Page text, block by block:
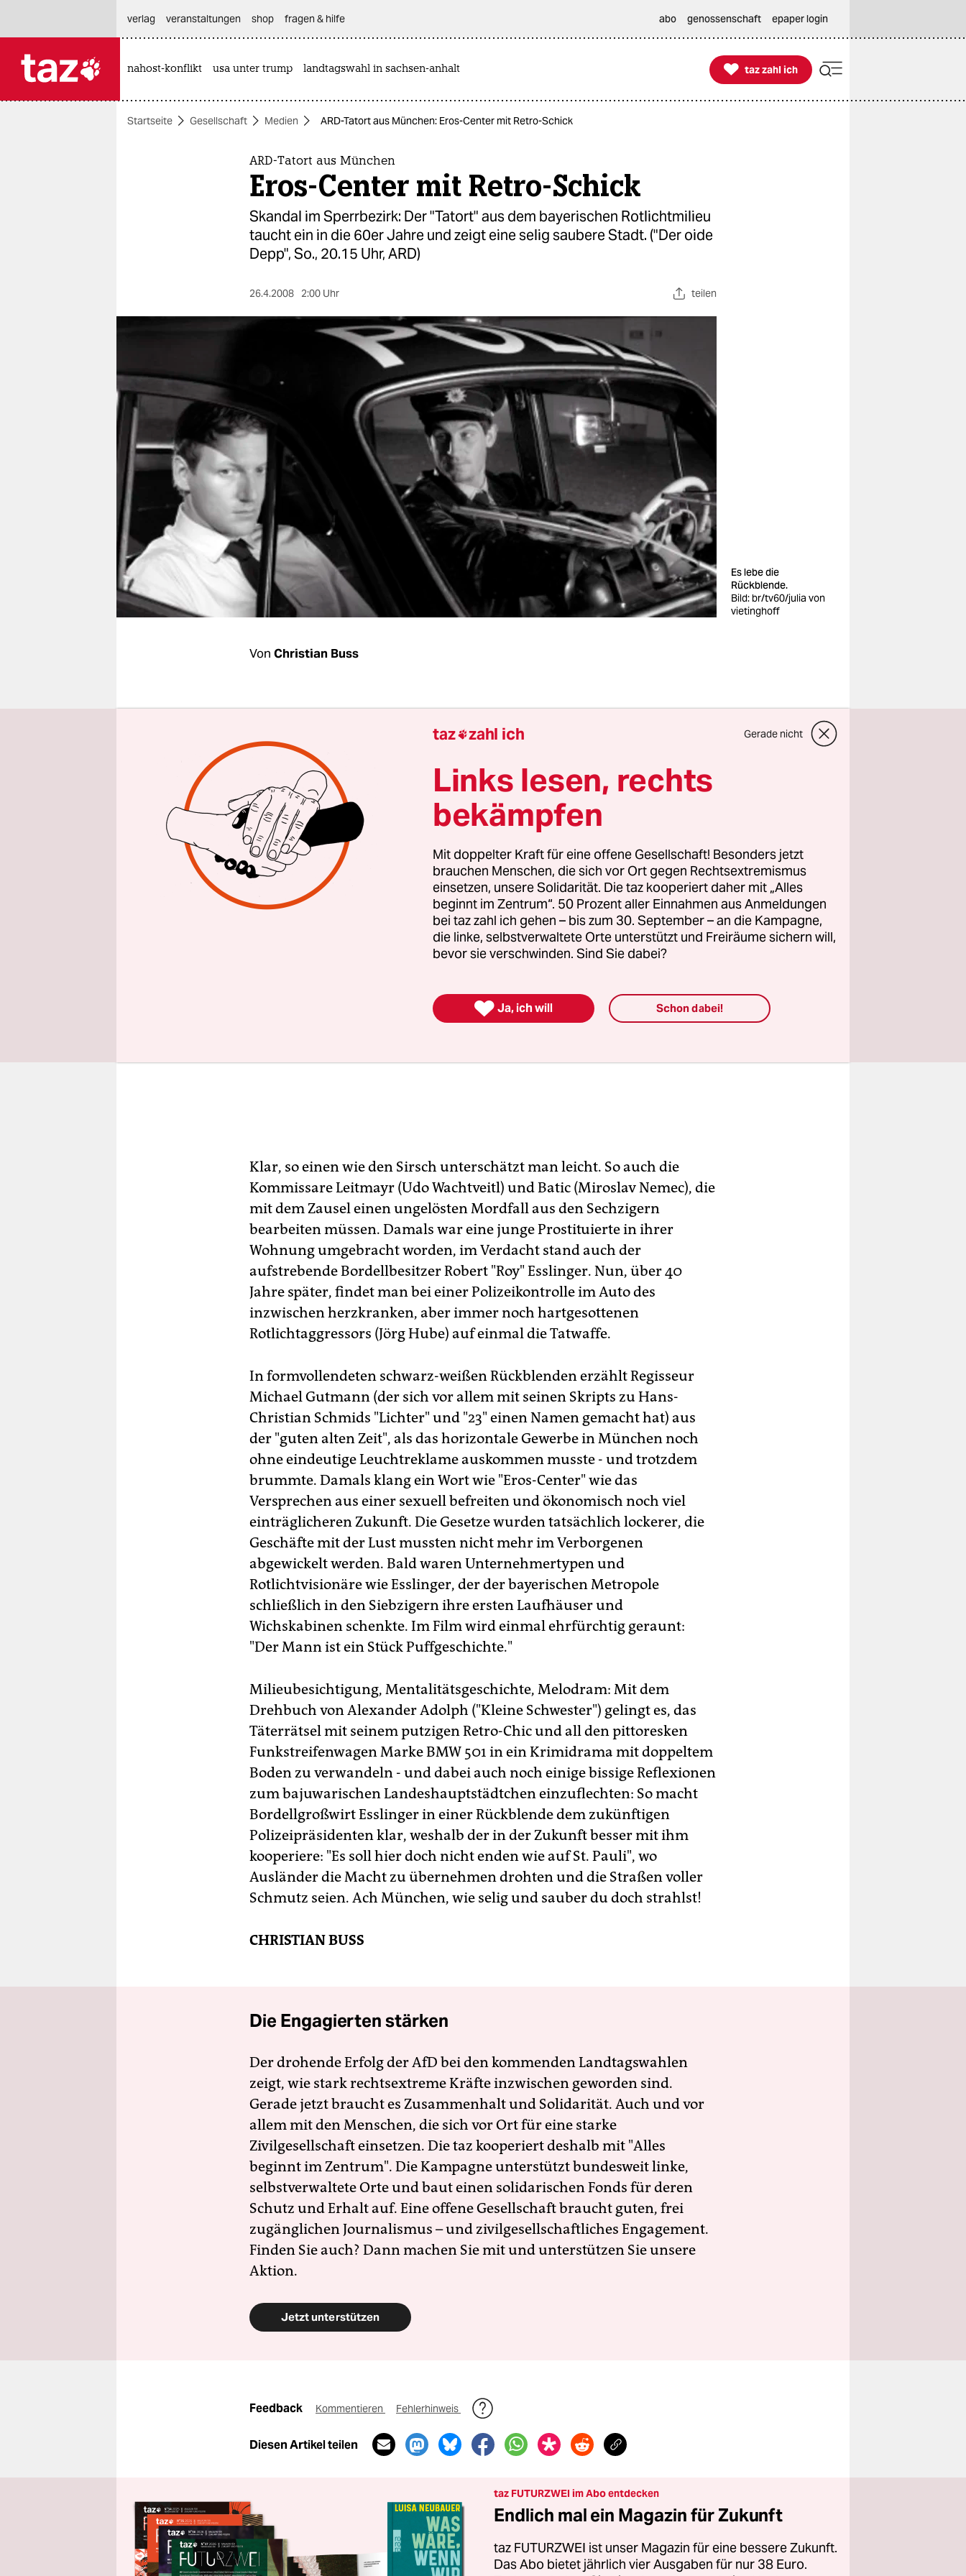
themen
wahrheit
verlag
verlag
veranstaltungen
shop
fragen & hilfe
unterstützen
abo
genossenschaft
verlag
veranstaltungen shop fragen & hilfe abo genossenschaft epaper login
nahost-konflikt usa unter trump landtagswahl in sachsen-anhalt 
taz zahl ich
taz zahl ich
Startseite Gesellschaft Medien ARD-Tatort aus München: Eros-Center mit Retro-Schick
ARD-Tatort aus München
Eros-Center mit Retro-Schick
Skandal im Sperrbezirk: Der "Tatort" aus dem bayerischen Rotlichtmilieu
taucht ein in die 60er Jahre und zeigt eine selig saubere Stadt. ("Der oide
Depp", So., 20.15 Uhr, ARD)
26.4.2008 2:00 Uhr teilen
Es lebe die
Rückblende.
Bild: br/tv60/julia von
vietinghoff
Von Christian Buss
Flaschen Bier mit, manchmal schläft er über der Recherche am
Bürotisch ein, E-Mails hat er in seiner Laufbahn angeblich noch nicht
geschrieben. Als die Kollegen im Laufe der Ermittlungen darüber
nachdenken, bei einem Verdächtigen heimlich einen genetischen
Fingerabdruck zu nehmen, murrt Sirsch: "Ja, glaubt ihr denn, dass der
euch ins Reagenzglas wichst?" Dass zur DNA-Analyse schon ein
einzelnes Haar reicht, ist neu für den Alten.
Klar, so einen wie den Sirsch unterschätzt man leicht. So auch die
Kommissare Leitmayr (Udo Wachtveitl) und Batic (Miroslav Nemec), die
mit dem Zausel einen ungelösten Mordfall aus den Sechzigern
bearbeiten müssen. Damals war eine junge Prostituierte in ihrer
Wohnung umgebracht worden, im Verdacht stand auch der
aufstrebende Bordellbesitzer Robert "Roy" Esslinger. Nun, über 40
Jahre später, findet man bei einer Polizeikontrolle im Auto des
inzwischen herzkranken, aber immer noch hartgesottenen
Rotlichtaggressors (Jörg Hube) auf einmal die Tatwaffe.
In formvollendeten schwarz-weißen Rückblenden erzählt Regisseur
Michael Gutmann (der sich vor allem mit seinen Skripts zu Hans-
Christian Schmids "Lichter" und "23" einen Namen gemacht hat) aus
der "guten alten Zeit", als das horizontale Gewerbe in München noch
ohne eindeutige Leuchtreklame auskommen musste - und trotzdem
brummte. Damals klang ein Wort wie "Eros-Center" wie das
Versprechen aus einer sexuell befreiten und ökonomisch noch viel
einträglicheren Zukunft. Die Gesetze wurden tatsächlich lockerer, die
Geschäfte mit der Lust mussten nicht mehr im Verborgenen
abgewickelt werden. Bald waren Unternehmertypen und
Rotlichtvisionäre wie Esslinger, der der bayerischen Metropole
schließlich in den Siebzigern ihre ersten Laufhäuser und
Wichskabinen schenkte. Im Film wird einmal ehrfürchtig geraunt:
"Der Mann ist ein Stück Puffgeschichte."
Milieubesichtigung, Mentalitätsgeschichte, Melodram: Mit dem
Drehbuch von Alexander Adolph ("Kleine Schwester") gelingt es, das
Täterrätsel mit seinem putzigen Retro-Chic und all den pittoresken
Funkstreifenwagen Marke BMW 501 in ein Krimidrama mit doppeltem
Boden zu verwandeln - und dabei auch noch einige bissige Reflexionen
zum bajuwarischen Landeshauptstädtchen einzuflechten: So macht
Bordellgroßwirt Esslinger in einer Rückblende dem zukünftigen
Polizeipräsidenten klar, weshalb der in der Zukunft besser mit ihm
kooperiere: "Es soll hier doch nicht enden wie auf St. Pauli", wo
Ausländer die Macht zu übernehmen drohten und die Straßen voller
Schmutz seien. Ach München, wie selig und sauber du doch strahlst!
CHRISTIAN BUSS
Die Engagierten stärken
Der drohende Erfolg der AfD bei den kommenden Landtagswahlen
zeigt, wie stark rechtsextreme Kräfte inzwischen geworden sind.
Gerade jetzt braucht es Zusammenhalt und Solidarität. Auch und vor
allem mit den Menschen, die sich vor Ort für eine starke
Zivilgesellschaft einsetzen. Die taz kooperiert deshalb mit "Alles
beginnt im Zentrum". Die Kampagne unterstützt bundesweit linke,
selbstverwaltete Orte und baut einen solidarischen Fonds für deren
Schutz und Erhalt auf. Eine offene Gesellschaft braucht guten, frei
zugänglichen Journalismus – und zivilgesellschaftliches Engagement.
Finden Sie auch? Dann machen Sie mit und unterstützen Sie unsere
Aktion.
Jetzt unterstützen
Feedback Kommentieren Fehlerhinweis
Diesen Artikel teilen
taz FUTURZWEI im Abo entdecken
Endlich mal ein Magazin für Zukunft
taz FUTURZWEI ist unser Magazin für eine bessere Zukunft.
Das Abo bietet jährlich vier Ausgaben für nur 38 Euro.
taz zahl ich Gerade nicht
Links lesen, rechts
bekämpfen
Mit doppelter Kraft für eine offene Gesellschaft! Besonders jetzt
brauchen Menschen, die sich vor Ort gegen Rechtsextremismus
einsetzen, unsere Solidarität. Die taz kooperiert daher mit „Alles
beginnt im Zentrum“. 50 Prozent aller Einnahmen aus Anmeldungen
bei taz zahl ich gehen – bis zum 30. September – an die Kampagne,
die linke, selbstverwaltete Orte unterstützt und Freiräume sichern will,
bevor sie verschwinden. Sind Sie dabei?
 Ja, ich will Schon dabei!